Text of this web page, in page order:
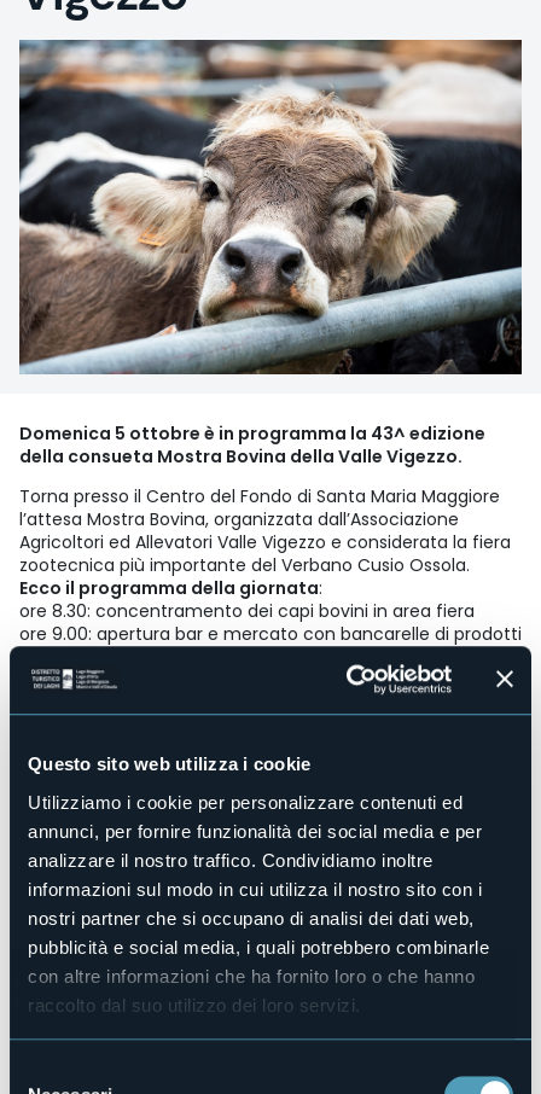
Questo sito web utilizza i cookie
Utilizziamo i cookie per personalizzare contenuti ed
annunci, per fornire funzionalità dei social media e per
analizzare il nostro traffico. Condividiamo inoltre
informazioni sul modo in cui utilizza il nostro sito con i
nostri partner che si occupano di analisi dei dati web,
pubblicità e social media, i quali potrebbero combinarle
con altre informazioni che ha fornito loro o che hanno
raccolto dal suo utilizzo dei loro servizi.
Domenica 5 ottobre è in programma la 43^ edizione
della consueta Mostra Bovina della Valle Vigezzo.
Torna presso il Centro del Fondo di Santa Maria Maggiore
l’attesa Mostra Bovina, organizzata dall’Associazione
Agricoltori ed Allevatori Valle Vigezzo e considerata la fiera
zootecnica più importante del Verbano Cusio Ossola.
Ecco il programma della giornata:
ore 8.30: concentramento dei capi bovini in area fiera
ore 9.00: apertura bar e mercato con bancarelle di prodotti
ore 10.00: apertura dei lavori di valutazione dei capi in
mostra da parte dei giudici incaricati dalle Associazioni
Rossa e Bruna Originale
ore 11.00: degustazione dei formaggi della Latteria Vigezzina
ore 12.00: pranzo a cura degli Alpini di Valle
ore 14.00: proseguimento sfilate e proclamazione delle
campionesse
ore 15.30: premiazione degli espositori
ore 16.00: estrazione della sottoscrizione a premi
Per tutta la giornata esposizione di capi di razza
Highland.
ph. slide Studio RDS